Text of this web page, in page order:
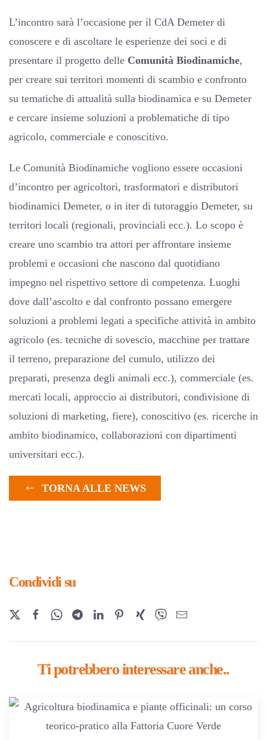
L’incontro sarà l’occasione per il CdA Demeter di
conoscere e di ascoltare le esperienze dei soci e di
presentare il progetto delle Comunità Biodinamiche,
per creare sui territori momenti di scambio e confronto
su tematiche di attualità sulla biodinamica e su Demeter
e cercare insieme soluzioni a problematiche di tipo
agricolo, commerciale e conoscitivo.
Le Comunità Biodinamiche vogliono essere occasioni
d’incontro per agricoltori, trasformatori e distributori
biodinamici Demeter, o in iter di tutoraggio Demeter, su
territori locali (regionali, provinciali ecc.). Lo scopo è
creare uno scambio tra attori per affrontare insieme
problemi e occasioni che nascono dal quotidiano
impegno nel rispettivo settore di competenza. Luoghi
dove dall’ascolto e dal confronto possano emergere
soluzioni a problemi legati a specifiche attività in ambito
agricolo (es. tecniche di sovescio, macchine per trattare
il terreno, preparazione del cumulo, utilizzo dei
preparati, presenza degli animali ecc.), commerciale (es.
mercati locali, approccio ai distributori, condivisione di
soluzioni di marketing, fiere), conoscitivo (es. ricerche in
ambito biodinamico, collaborazioni con dipartimenti
universitari ecc.).
TORNA ALLE NEWS
Condividi su
Ti potrebbero interessare anche..